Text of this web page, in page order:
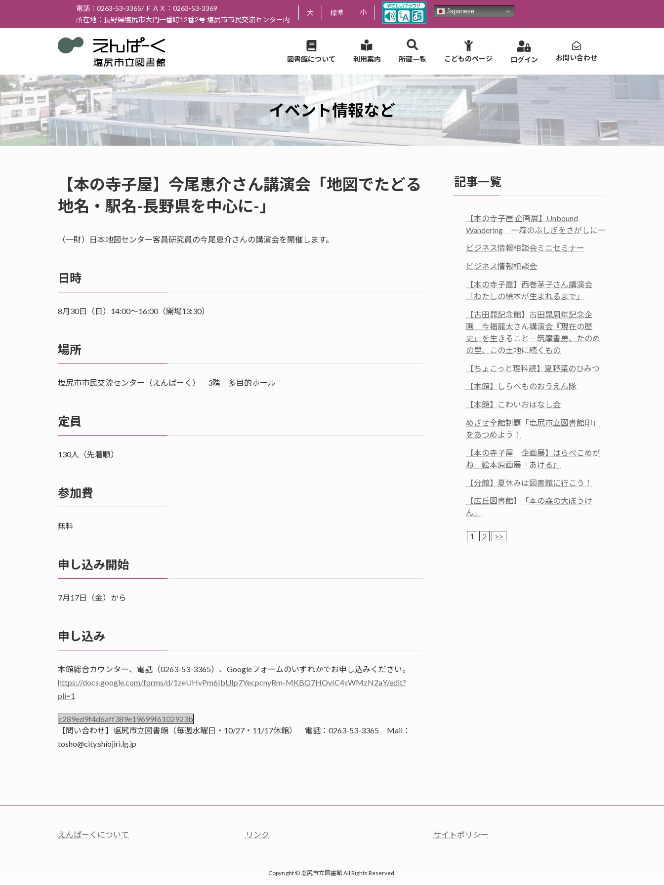
テ
ス
キ
ッ
ゲ
ン
に
移
電話：0263-53-3365/ ＦＡＸ：0263-53-3369
所在地：長野県塩尻市大門一番町12番2号 塩尻市市民交流センター内
大 標準 小 Japanese
図書館について 利用案内 所蔵一覧 こどものページ ログイン お問い合わせ
イベント情報など
【本の寺子屋】今尾恵介さん講演会「地図でたどる
地名・駅名-長野県を中心に-」
（一財）日本地図センター客員研究員の今尾恵介さんの講演会を開催します。
日時
8月30日（日）14:00～16:00（開場13:30）
場所
塩尻市市民交流センター（えんぱーく） 3階 多目的ホール
定員
130人（先着順）
参加費
無料
申し込み開始
7月17日（金）から
申し込み
本館総合カウンター、電話（0263-53-3365）、Googleフォームのいずれかでお申し込みください。
https://docs.google.com/forms/d/1zeUHvPm6IbUIp7YecpcnyRm-MKBO7HOvIC4sWMzN2aY/edit?
pli=1
c289ed9f4d6aff389e19699f6102923b
【問い合わせ】塩尻市立図書館（毎週水曜日・10/27・11/17休館） 電話：0263-53-3365 Mail：
tosho@city.shiojiri.lg.jp
記事一覧
【本の寺子屋 企画展】Unbound
Wandering ー森のふしぎをさがしにー
ビジネス情報相談会ミニセミナー
ビジネス情報相談会
【本の寺子屋】西巻茅子さん講演会
「わたしの絵本が生まれるまで」
【古田晁記念館】古田晁周年記念企
画 今福龍太さん講演会『現在の歴
史』を生きること－筑摩書房、たのめ
の里、この土地に続くもの
【ちょこっと理科読】夏野菜のひみつ
【本館】しらべものおうえん隊
【本館】こわいおはなし会
めざせ全館制覇「塩尻市立図書館印」
をあつめよう！
【本の寺子屋 企画展】はらぺこめが
ね 絵本原画展『あける』
【分館】夏休みは図書館に行こう！
【広丘図書館】「本の森の大ぼうけ
ん」
1 2 >>
えんぱーくについて リンク サイトポリシー
Copyright © 塩尻市立図書館 All Rights Reserved.